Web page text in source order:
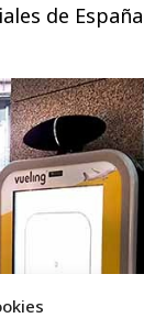
de España